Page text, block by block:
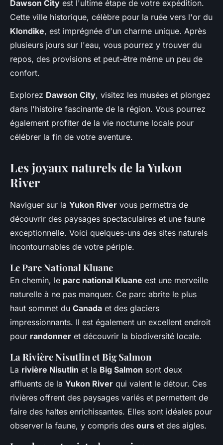
Dawson City est l'ultime étape de votre expédition.
Cette ville historique, célèbre pour la ruée vers l'or du
Klondike, est imprégnée d'un charme unique. Après
plusieurs jours sur l'eau, vous pourrez y trouver du
repos, des provisions et peut-être même un peu de
confort.
Explorez Dawson City, visitez les musées et plongez
dans l'histoire fascinante de la région. Vous pourrez
également profiter de la vie nocturne locale pour
célébrer la fin de votre aventure.
Les joyaux naturels de la Yukon
River
Naviguer sur la Yukon River vous permettra de
découvrir des paysages spectaculaires et une faune
exceptionnelle. Voici quelques-uns des sites naturels
incontournables de votre périple.
Le Parc National Kluane
En chemin, le parc national Kluane est une merveille
naturelle à ne pas manquer. Ce parc abrite le plus
haut sommet du Canada et des glaciers
impressionnants. Il est également un excellent endroit
pour randonner et découvrir la biodiversité locale.
La Rivière Nisutlin et Big Salmon
La rivière Nisutlin et la Big Salmon sont deux
affluents de la Yukon River qui valent le détour. Ces
rivières offrent des paysages variés et permettent de
faire des haltes enrichissantes. Elles sont idéales pour
observer la faune, y compris des ours et des aigles.